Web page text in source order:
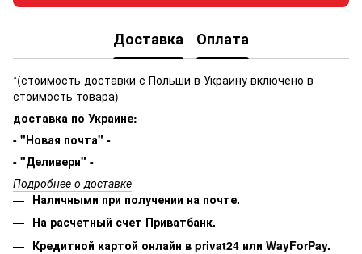
Доставка Оплата
*(стоимость доставки с Польши в Украину включено в
стоимость товара)
доставка по Украине:
- "Новая почта" -
- "Деливери" -
Подробнее о доставке
Наличными при получении на почте.
На расчетный счет Приватбанк.
Кредитной картой онлайн в privat24 или WayForPay.